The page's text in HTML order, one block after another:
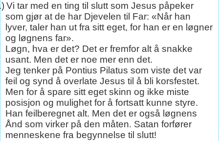
Vi tar med en ting til slutt som Jesus påpeker
som gjør at de har Djevelen til Far: «Når han
lyver, taler han ut fra sitt eget, for han er en løgner
og løgnens far».
Løgn, hva er det? Det er fremfor alt å snakke
usant. Men det er noe mer enn det.
Jeg tenker på Pontius Pilatus som viste det var
feil og synd å overlate Jesus til å bli korsfestet.
Men for å spare sitt eget skinn og ikke miste
posisjon og mulighet for å fortsatt kunne styre.
Han feilberegnet alt. Men det er også løgnens
Ånd som virker på den måten. Satan forfører
menneskene fra begynnelse til slutt!